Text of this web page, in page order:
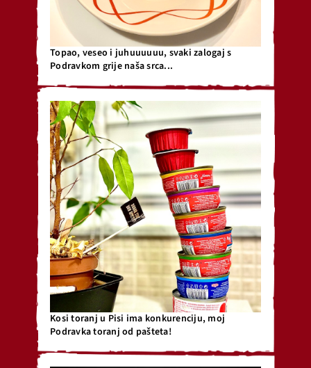
Topao, veseo i juhuuuuuu, svaki zalogaj s
Podravkom grije naša srca...
Kosi toranj u Pisi ima konkurenciju, moj
Podravka toranj od pašteta!